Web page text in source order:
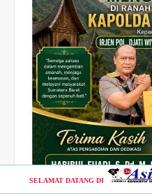
SELAMAT DATANG DI